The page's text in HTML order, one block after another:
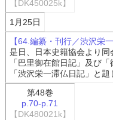
【DK450025k】
1月25日
【64.編纂・刊行／渋沢栄
是日、日本史籍協会より
「巴里御在館日記」及び
「渋沢栄一滞仏日記」と題
第48巻
p.70-p.71
【DK480021k】